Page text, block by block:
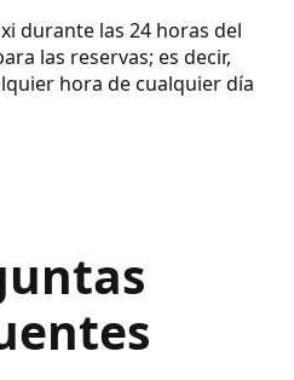
durante las 24 horas del
las reservas; es decir,
hora de cualquier día